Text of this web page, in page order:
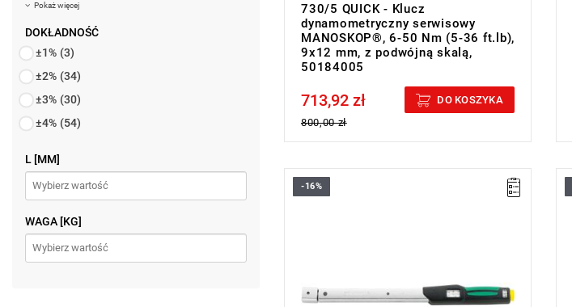
Pokaż więcej
DOKŁADNOŚĆ
±1% (3)
±2% (34)
±3% (30)
±4% (54)
L [MM]
WAGA [KG]
730/5 QUICK - Klucz
dynamometryczny serwisowy
MANOSKOP®, 6-50 Nm (5-36 ft.lb),
9x12 mm, z podwójną skalą,
50184005
Price tax included
713,92 zł
800,00 zł
DO KOSZYKA
-16%